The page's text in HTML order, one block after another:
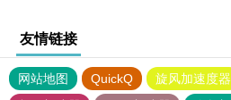
友情链接
网站地图 QuickQ 旋风加速度器